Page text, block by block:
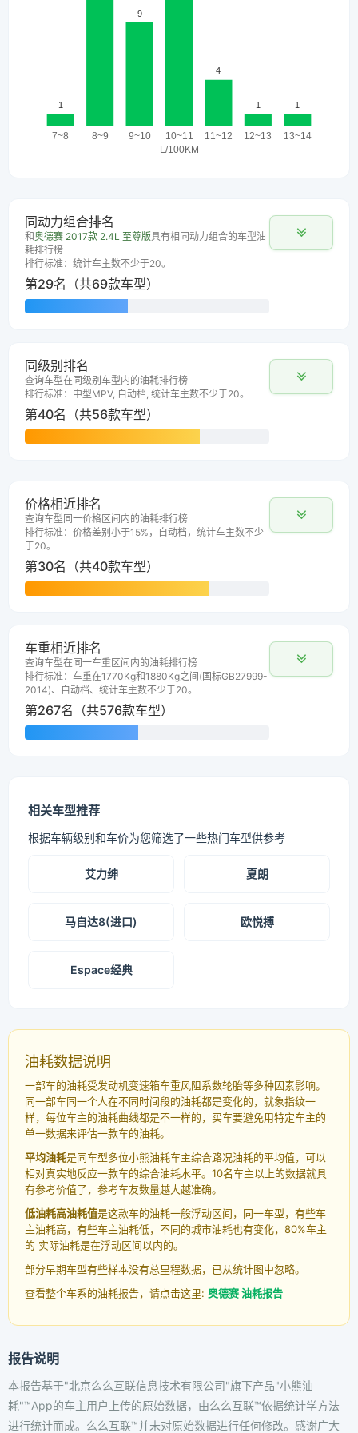
同动力组合排名
和奥德赛 2017款 2.4L 至尊版具有相同动力组合的车型油
耗排行榜
排行标准：统计车主数不少于20。
第29名（共69款车型）
同级别排名
查询车型在同级别车型内的油耗排行榜
排行标准：中型MPV, 自动档, 统计车主数不少于20。
第40名（共56款车型）
价格相近排名
查询车型同一价格区间内的油耗排行榜
排行标准：价格差别小于15%，自动档，统计车主数不少
于20。
第30名（共40款车型）
车重相近排名
查询车型在同一车重区间内的油耗排行榜
排行标准：车重在1770Kg和1880Kg之间(国标GB27999-
2014)、自动档、统计车主数不少于20。
第267名（共576款车型）
相关车型推荐
根据车辆级别和车价为您筛选了一些热门车型供参考
艾力绅 夏朗
马自达8(进口) 欧悦搏
Espace经典
油耗数据说明
一部车的油耗受发动机变速箱车重风阻系数轮胎等多种因素影响。
同一部车同一个人在不同时间段的油耗都是变化的，就象指纹一
样，每位车主的油耗曲线都是不一样的，买车要避免用特定车主的
单一数据来评估一款车的油耗。
平均油耗是同车型多位小熊油耗车主综合路况油耗的平均值，可以
相对真实地反应一款车的综合油耗水平。10名车主以上的数据就具
有参考价值了，参考车友数量越大越准确。
低油耗高油耗值是这款车的油耗一般浮动区间，同一车型，有些车
主油耗高，有些车主油耗低，不同的城市油耗也有变化，80%车主
的 实际油耗是在浮动区间以内的。
部分早期车型有些样本没有总里程数据，已从统计图中忽略。
查看整个车系的油耗报告，请点击这里: 奥德赛 油耗报告
报告说明
本报告基于"北京么么互联信息技术有限公司"旗下产品"小熊油
耗"™App的车主用户上传的原始数据，由么么互联™依据统计学方法
进行统计而成。么么互联™并未对原始数据进行任何修改。感谢广大